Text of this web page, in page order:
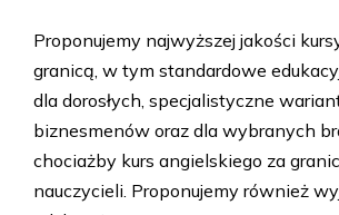
Proponujemy najwyższej jakości
granicą, w tym standardowe
dla dorosłych, specjalistyczne
biznesmenów oraz dla wybranych
chociażby kurs angielskiego za
nauczycieli. Proponujemy również